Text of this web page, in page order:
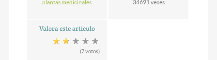
plantas medicinales 34691 veces
Valora este artículo
(7 votos)